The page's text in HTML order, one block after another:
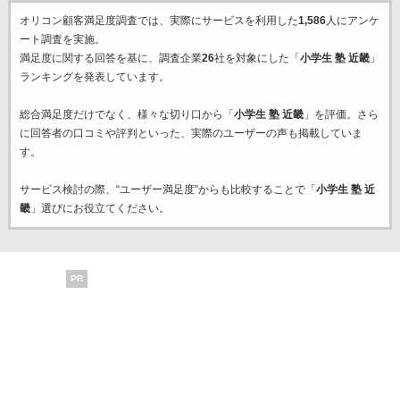
オリコン顧客満足度調査では、実際にサービスを利用した1,586人にアンケ
ート調査を実施。
満足度に関する回答を基に、調査企業26社を対象にした「 小学生 塾 近畿」
ランキングを発表しています。
総合満足度だけでなく、様々な切り口から「 小学生 塾 近畿」を評価。さら
に回答者の口コミや評判といった、実際のユーザーの声も掲載していま
す。
サービス検討の際、“ユーザー満足度”からも比較することで「 小学生 塾 近
畿」選びにお役立てください。
PR